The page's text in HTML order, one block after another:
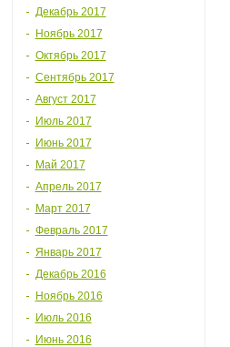
Декабрь 2017
Ноябрь 2017
Октябрь 2017
Сентябрь 2017
Август 2017
Июль 2017
Июнь 2017
Май 2017
Апрель 2017
Март 2017
Февраль 2017
Январь 2017
Декабрь 2016
Ноябрь 2016
Июль 2016
Июнь 2016